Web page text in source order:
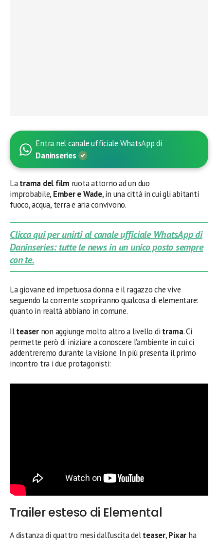
Entra nel canale ufficiale WhatsApp di
Daninseries
Latrama del film ruota attorno ad un duo
improbabile, Ember e Wade, in una città in cui gli abitanti
fuoco, acqua, terra e aria convivono.
Clicca qui per unirti al canale ufficiale WhatsApp di
Daninseries: tutte le news in un unico posto sempre
con te.
La giovane ed impetuosa donna e il ragazzo che vive
seguendo la corrente scopriranno qualcosa di elementare:
quanto in realtà abbiano in comune.
Ilteasernon aggiunge molto altro a livello di trama. Ci
permette però di iniziare a conoscere l’ambiente in cui ci
addentreremo durante la visione. In più presenta il primo
incontro tra i due protagonisti:
Trailer esteso di Elemental
A distanza di quattro mesi dall’uscita delteaser,Pixar ha